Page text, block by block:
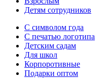
Детям сотрудников
С символом года
С печатью логотипа
Детским садам
Для школ
Корпоротивные
Подарки оптом